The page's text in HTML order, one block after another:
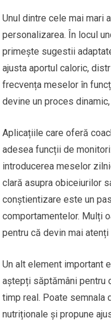
Unul dintre cele mai mari
personalizarea. În locul
primește sugestii
ajusta aportul caloric,
frecvența meselor în
devine un proces
Aplicațiile care oferă
adesea funcții de
introducerea meselor
clară asupra obiceiurilor
conștientizare este un
comportamentelor. Mulți
pentru că devin mai
Un alt element important
aștepți săptămâni pentru
timp real. Poate semnala
nutriționale și propune